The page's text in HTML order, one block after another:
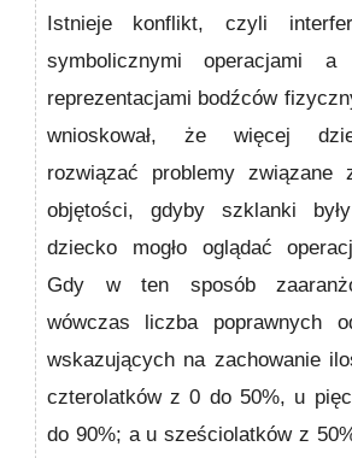
Istnieje konflikt, czyli
symbolicznymi operacjami a
reprezentacjami bodźców
wnioskował, że więcej
rozwiązać pro­blemy związane
objętości, gdyby szklanki
dziecko mogło oglądać
Gdy w ten sposób
wówczas liczba poprawnych
wskazujących na zachowanie
czterolatków z 0 do 50%, u
do 90%; a u sześciolatków z